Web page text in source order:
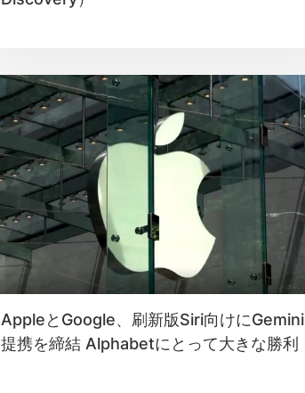
AppleとGoogle、刷新版Siri向けにGemini
提携を締結 Alphabetにとって大きな勝利